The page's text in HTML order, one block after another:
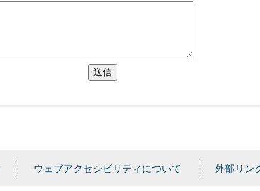
送信
ウェブアクセシビリティについて 外部リン